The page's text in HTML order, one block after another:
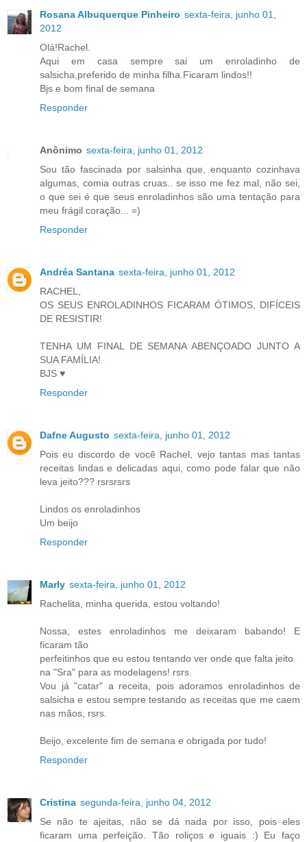
Rosana Albuquerque Pinheiro sexta-feira, junho 01,
2012
Olá!Rachel.
Aqui em casa sempre sai um enroladinho de
salsicha,preferido de minha filha.Ficaram lindos!!
Bjs e bom final de semana
Responder
Anônimo sexta-feira, junho 01, 2012
Sou tão fascinada por salsinha que, enquanto cozinhava
algumas, comia outras cruas.. se isso me fez mal, não sei,
o que sei é que seus enroladinhos são uma tentação para
meu frágil coração... =)
Responder
Andréa Santana sexta-feira, junho 01, 2012
RACHEL,
OS SEUS ENROLADINHOS FICARAM ÓTIMOS, DIFÍCEIS
DE RESISTIR!
TENHA UM FINAL DE SEMANA ABENÇOADO JUNTO A
SUA FAMÍLIA!
BJS ♥
Responder
Dafne Augusto sexta-feira, junho 01, 2012
Pois eu discordo de você Rachel, vejo tantas mas tantas
receitas lindas e delicadas aqui, como pode falar que não
leva jeito??? rsrsrsrs
Lindos os enroladinhos
Um beijo
Responder
Marly sexta-feira, junho 01, 2012
Rachelita, minha querida, estou voltando!
Nossa, estes enroladinhos me deixaram babando! E
ficaram tão
perfeitinhos que eu estou tentando ver onde que falta jeito
na "Sra" para as modelagens! rsrs.
Vou já "catar" a receita, pois adoramos enroladinhos de
salsicha e estou sempre testando as receitas que me caem
nas mãos, rsrs.
Beijo, excelente fim de semana e obrigada por tudo!
Responder
Cristina segunda-feira, junho 04, 2012
Se não te ajeitas, não se dá nada por isso, pois eles
ficaram uma perfeição. Tão roliços e iguais :) Eu faço